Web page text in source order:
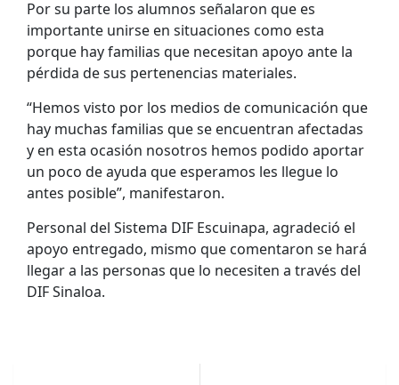
Por su parte los alumnos señalaron que es
importante unirse en situaciones como esta
porque hay familias que necesitan apoyo ante la
pérdida de sus pertenencias materiales.
“Hemos visto por los medios de comunicación que
hay muchas familias que se encuentran afectadas
y en esta ocasión nosotros hemos podido aportar
un poco de ayuda que esperamos les llegue lo
antes posible”, manifestaron.
Personal del Sistema DIF Escuinapa, agradeció el
apoyo entregado, mismo que comentaron se hará
llegar a las personas que lo necesiten a través del
DIF Sinaloa.